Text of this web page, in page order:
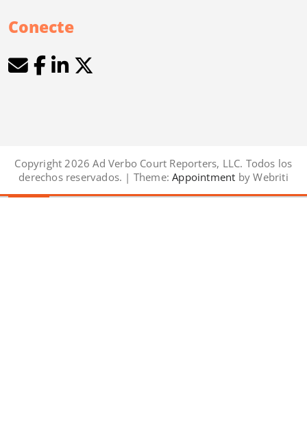
Conecte
Copyright 2026 Ad Verbo Court Reporters, LLC. Todos los
derechos reservados. | Theme: Appointment by Webriti